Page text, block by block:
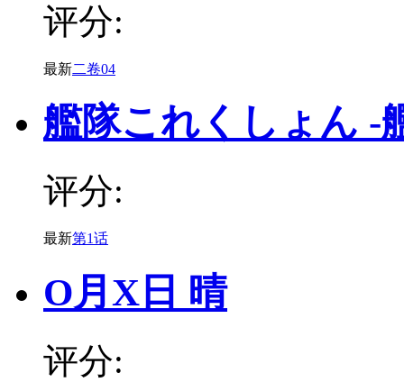
评分:
最新二卷04
艦隊これくしょん -
评分:
最新第1话
O月X日 晴
评分: